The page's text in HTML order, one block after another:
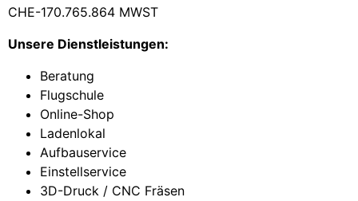
CHE-170.765.864 MWST
Unsere Dienstleistungen:
Beratung
Flugschule
Online-Shop
Ladenlokal
Aufbauservice
Einstellservice
3D-Druck / CNC Fräsen